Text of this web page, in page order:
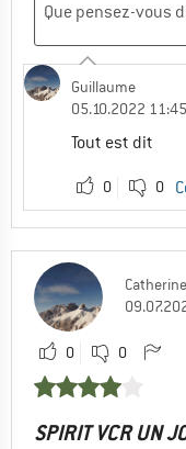
Guillaume
05.10.2022 11:45
Tout est dit
0 0
Catherine
0 0
SPIRIT VCR UN